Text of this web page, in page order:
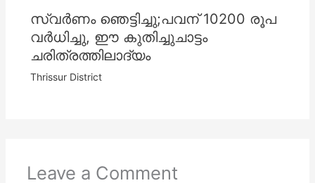
സ്വര്‍ണം ഞെട്ടിച്ചു;പവന് 10200 രൂപ
വര്‍ധിച്ചു, ഈ കുതിച്ചുചാട്ടം
ചരിത്രത്തിലാദ്യം
Thrissur District
Leave a Comment